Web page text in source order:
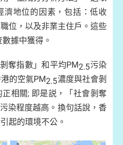
濟地位的因素，包括：低收
位，以及非業主住戶。這些
據中獲得。
奪指數」和平均PM2.5污染
的空氣PM2.5濃度與社會剝
相關; 即是説，「社會剝奪
污染程度越高。換句話說，香
起的環境不公。